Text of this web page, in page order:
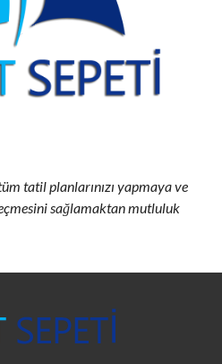
tatil planlarınızı yapmaya ve
sağlamaktan mutluluk